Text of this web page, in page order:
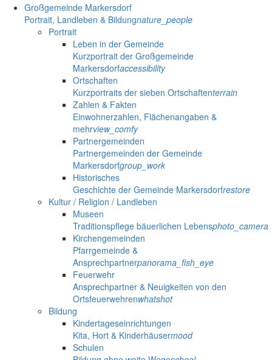
Großgemeinde Markersdorf
Portrait, Landleben & Bildungnature_people
Portrait
Leben in der Gemeinde
Kurzportrait der Großgemeinde
Markersdorfaccessibility
Ortschaften
Kurzportraits der sieben Ortschaftenterrain
Zahlen & Fakten
Einwohnerzahlen, Flächenangaben &
mehrview_comfy
Partnergemeinden
Partnergemeinden der Gemeinde
Markersdorfgroup_work
Historisches
Geschichte der Gemeinde Markersdorfrestore
Kultur / Religion / Landleben
Museen
Traditionspflege bäuerlichen Lebensphoto_camera
Kirchengemeinden
Pfarrgemeinde &
Ansprechpartnerpanorama_fish_eye
Feuerwehr
Ansprechpartner & Neuigkeiten von den
Ortsfeuerwehrenwhatshot
Bildung
Kindertageseinrichtungen
Kita, Hort & Kinderhäusermood
Schulen